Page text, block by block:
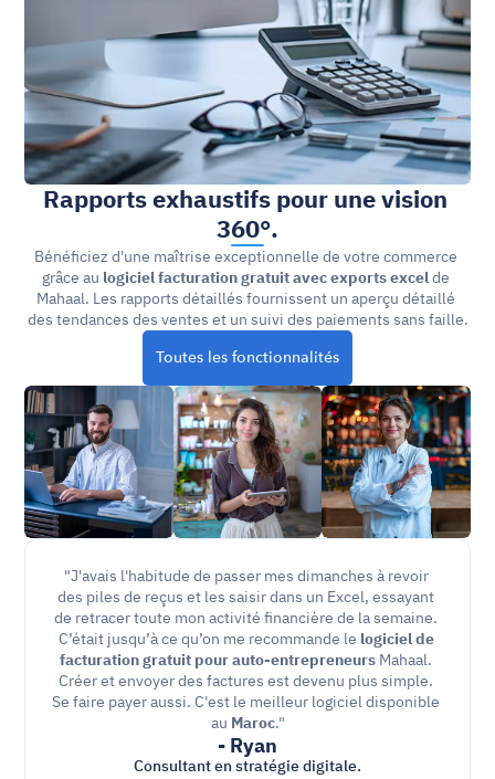
Rapports exhaustifs pour une vision
360°.
Bénéficiez d'une maîtrise exceptionnelle de votre commerce
grâce au logiciel facturation gratuit avec exports excel de
Mahaal. Les rapports détaillés fournissent un aperçu détaillé
des tendances des ventes et un suivi des paiements sans faille.
Toutes les fonctionnalités
"J'avais l'habitude de passer mes dimanches à revoir
des piles de reçus et les saisir dans un Excel, essayant
de retracer toute mon activité financière de la semaine.
C’était jusqu’à ce qu’on me recommande le logiciel de
facturation gratuit pour auto-entrepreneurs Mahaal.
Créer et envoyer des factures est devenu plus simple.
Se faire payer aussi. C'est le meilleur logiciel disponible
au Maroc."
- Ryan
Consultant en stratégie digitale.